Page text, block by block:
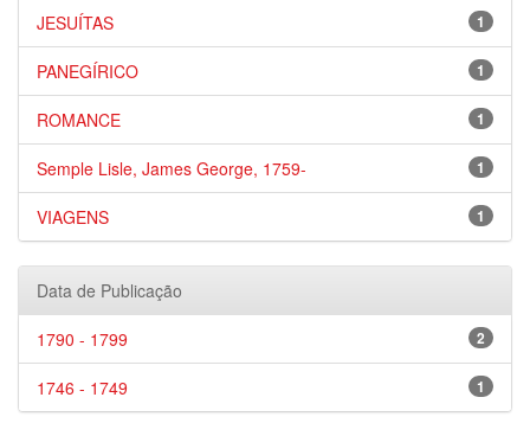
1
JESUÍTAS
1
PANEGÍRICO
1
ROMANCE
1
Semple Lisle, James George, 1759-
1
VIAGENS
Data de Publicação
2
1790 - 1799
1
1746 - 1749